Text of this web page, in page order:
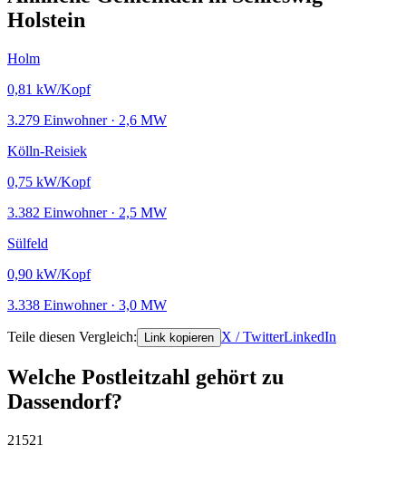
Holstein
Holm
0,81 kW/Kopf
3.279 Einwohner · 2,6 MW
Kölln-Reisiek
0,75 kW/Kopf
3.382 Einwohner · 2,5 MW
Sülfeld
0,90 kW/Kopf
3.338 Einwohner · 3,0 MW
Teile diesen Vergleich: Link kopieren X / TwitterLinkedIn
Welche Postleitzahl gehört zu
Dassendorf?
21521